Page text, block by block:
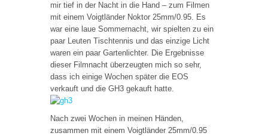
mir tief in der Nacht in die Hand – zum Filmen
mit einem Voigtländer Noktor 25mm/0.95. Es
war eine laue Sommernacht, wir spielten zu ein
paar Leuten Tischtennis und das einzige Licht
waren ein paar Gartenlichter. Die Ergebnisse
dieser Filmnacht überzeugten mich so sehr,
dass ich einige Wochen später die EOS
verkauft und die GH3 gekauft hatte.
Nach zwei Wochen in meinen Händen,
zusammen mit einem Voigtländer 25mm/0.95